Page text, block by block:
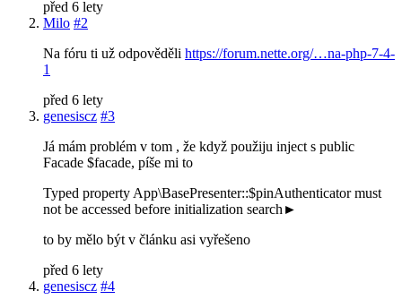
před 6 lety
Milo #2
Na fóru ti už odpověděli https://forum.nette.org/…na-php-7-4-
1
před 6 lety
genesiscz #3
Já mám problém v tom , že když použiju inject s public
Facade $facade, píše mi to
Typed property App\BasePresenter::$pinAuthenticator must
not be accessed before initialization search►
to by mělo být v článku asi vyřešeno
před 6 lety
genesiscz #4